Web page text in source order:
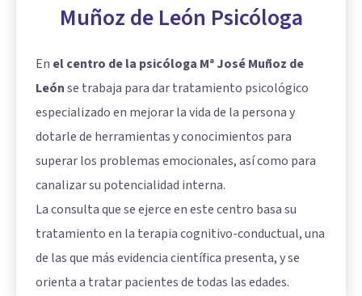
Muñoz de León Psicóloga
En el centro de la psicóloga Mª José Muñoz de
Leónse trabaja para dar tratamiento psicológico
especializado en mejorar la vida de la persona y
dotarle de herramientas y conocimientos para
superar los problemas emocionales, así como para
canalizar su potencialidad interna.
La consulta que se ejerce en este centro basa su
tratamiento en la terapia cognitivo-conductual, una
de las que más evidencia científica presenta, y se
orienta a tratar pacientes de todas las edades.